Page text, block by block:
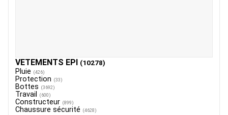
VETEMENTS EPI (10278)
Pluie (426)
Protection (33)
Bottes (3692)
Travail (600)
Constructeur (899)
Chaussure sécurité (4628)